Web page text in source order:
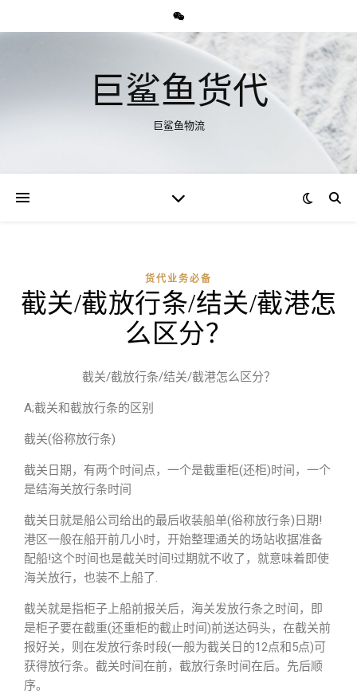
巨鲨鱼货代
巨鲨鱼物流
货代业务必备
截关/截放行条/结关/截港怎
么区分？
截关/截放行条/结关/截港怎么区分？
A;截关和截放行条的区别
截关(俗称放行条)
截关日期，有两个时间点，一个是截重柜(还柜)时间，一个
是结海关放行条时间
截关日就是船公司给出的最后收装船单(俗称放行条)日期!
港区一般在船开前几小时，开始整理通关的场站收据准备
配船!这个时间也是截关时间!过期就不收了，就意味着即使
海关放行，也装不上船了.
截关就是指柜子上船前报关后，海关发放行条之时间，即
是柜子要在截重(还重柜的截止时间)前送达码头，在截关前
报好关，则在发放行条时段(一般为截关日的12点和5点)可
获得放行条。截关时间在前，截放行条时间在后。先后顺
序。